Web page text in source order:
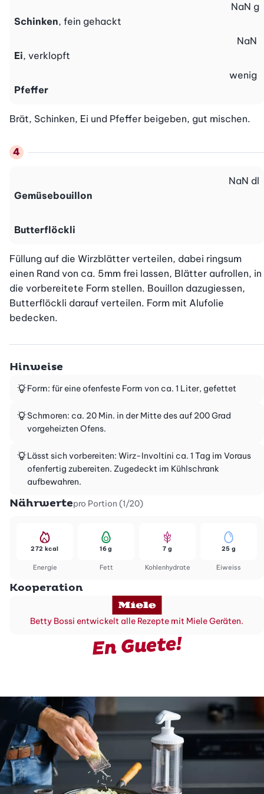
Schinken, fein gehackt
NaN g
Ei, verklopft
NaN
Pfeffer
wenig
Brät, Schinken, Ei und Pfeffer beigeben, gut mischen.
Gemüsebouillon
NaN dl
Butterflöckli
Füllung auf die Wirzblätter verteilen, dabei ringsum
einen Rand von ca. 5mm frei lassen, Blätter aufrollen, in
die vorbereitete Form stellen. Bouillon dazugiessen,
Butterflöckli darauf verteilen. Form mit Alufolie
bedecken.
Hinweise
Form: für eine ofenfeste Form von ca. 1 Liter, gefettet
Schmoren: ca. 20 Min. in der Mitte des auf 200 Grad
vorgeheizten Ofens.
Lässt sich vorbereiten: Wirz-Involtini ca. 1 Tag im Voraus
ofenfertig zubereiten. Zugedeckt im Kühlschrank
aufbewahren.
Nährwertepro Portion (1/20)
Energie
272 kcal
Fett
16 g
Kohlenhydrate
7 g
Eiweiss
25 g
Kooperation
Betty Bossi entwickelt alle Rezepte mit Miele Geräten.
En Guete!